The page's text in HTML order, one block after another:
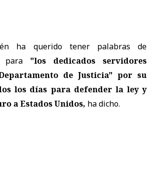
ha querido tener palabras de
para "los dedicados servidores
de Justicia" por su
los días para defender la ley y
a Estados Unidos, ha dicho.